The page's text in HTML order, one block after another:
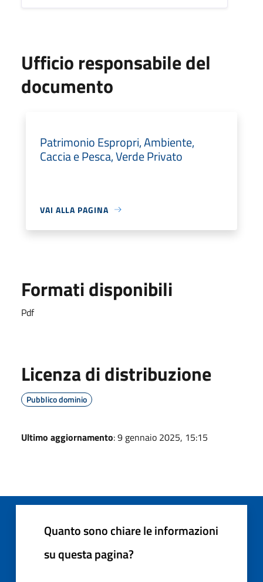
Ufficio responsabile del
documento
Patrimonio Espropri, Ambiente,
Caccia e Pesca, Verde Privato
VAI ALLA PAGINA
Formati disponibili
Pdf
Licenza di distribuzione
Pubblico dominio
Ultimo aggiornamento: 9 gennaio 2025, 15:15
Quanto sono chiare le informazioni
su questa pagina?